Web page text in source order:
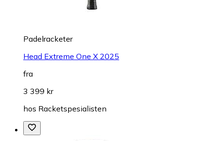
Padelracketer
Head Extreme One X 2025
fra
3 399 kr
hos Racketspesialisten